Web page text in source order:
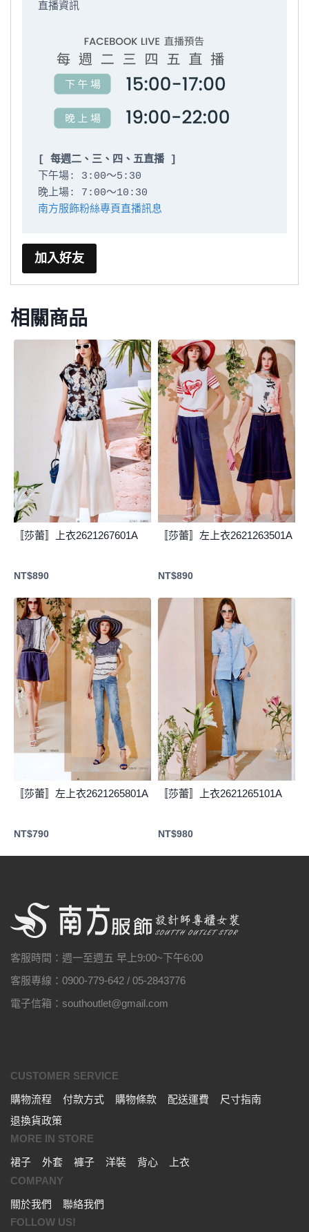
直播資訊
[ 每週二、三、四、五直播 ]
下午場: 3:00～5:30
南方服飾粉絲專頁直播訊息
加入好友
相關商品
〚莎蕾〛上衣2621267601A
NT$890
〚莎蕾〛左上衣2621263501A
NT$890
〚莎蕾〛左上衣2621265801A
NT$790
〚莎蕾〛上衣2621265101A
NT$980
客服時間：週一至週五 早上9:00~下午6:00
客服專線：0900-779-642 / 05-2843776
電子信箱：southoutlet@gmail.com
CUSTOMER SERVICE
購物流程
付款方式 購物條款 配送運費
尺寸指南
退換貨政策
MORE IN STORE
裙子
外套 褲子 洋裝 背心
上衣
COMPANY
關於我們
聯絡我們
FOLLOW US!